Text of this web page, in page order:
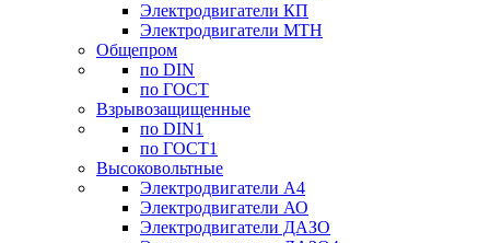
Электродвигатели КП
Электродвигатели МТН
Общепром
по DIN
по ГОСТ
Взрывозащищенные
по DIN1
по ГОСТ1
Высоковольтные
Электродвигатели А4
Электродвигатели АО
Электродвигатели ДАЗО